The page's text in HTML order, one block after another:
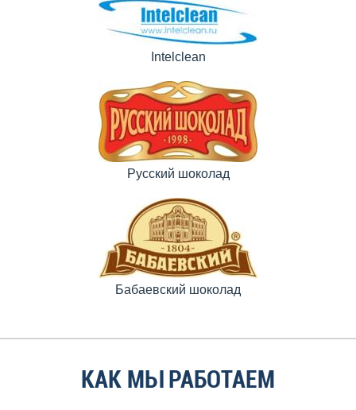
Intelclean
Русский шоколад
Бабаевский шоколад
КАК МЫ РАБОТАЕМ